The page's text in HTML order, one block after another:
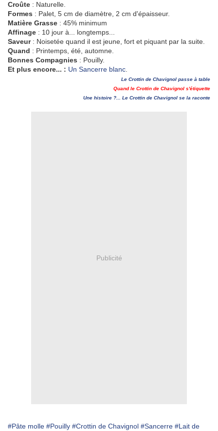
Croûte : Naturelle.
Formes : Palet, 5 cm de diamètre, 2 cm d'épaisseur.
Matière Grasse : 45% minimum
Affinage : 10 jour à... longtemps...
Saveur : Noisetée quand il est jeune, fort et piquant par la suite.
Quand : Printemps, été, automne.
Bonnes Compagnies : Pouilly.
Et plus encore... : Un Sancerre blanc
Le Crottin de Chavignol passe à table
Quand le Crottin de Chavignol s'étiquette
Une histoire ?... Le Crottin de Chavignol se la raconte
Publicité
#Pâte molle #Pouilly #Crottin de Chavignol #Sancerre #Lait de